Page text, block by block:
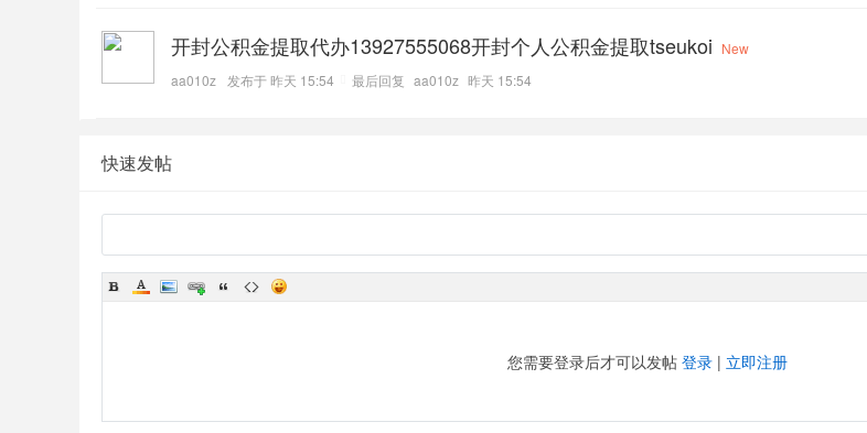
开封公积金提取代办13927555068开封个人公积金提取tseukoi New
aa010z
发布于昨天 15:54 最后回复 aa010z 昨天 15:54
快速发帖
您需要登录后才可以发帖 登录 | 立即注册